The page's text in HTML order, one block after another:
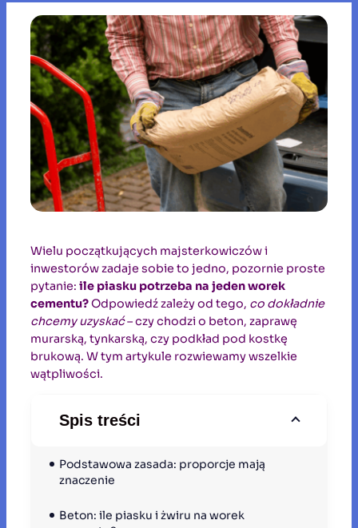
Wielu początkujących majsterkowiczów i
inwestorów zadaje sobie to jedno, pozornie proste
pytanie: ile piasku potrzeba na jeden worek
cementu?Odpowiedź zależy od tego, co dokładnie
chcemy uzyskać– czy chodzi o beton, zaprawę
murarską, tynkarską, czy podkład pod kostkę
brukową. W tym artykule rozwiewamy wszelkie
wątpliwości.
Spis treści
Podstawowa zasada: proporcje mają
znaczenie
Beton: ile piasku i żwiru na worek